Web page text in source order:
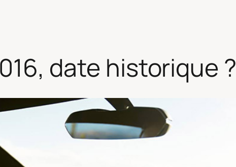
date historique ?